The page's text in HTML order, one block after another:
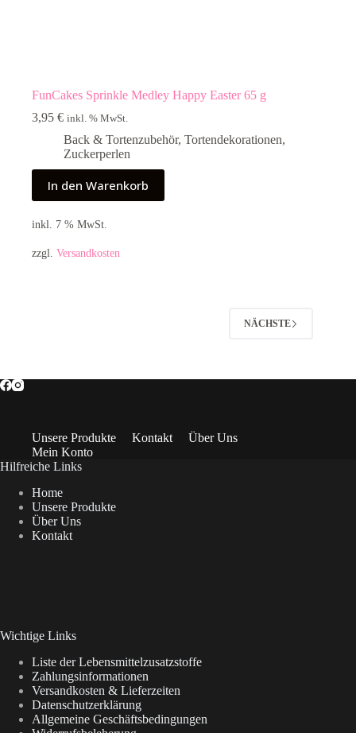
FunCakes Sprinkle Medley Happy Easter 65 g
3,95 € inkl. % MwSt.
Back & Tortenzubehör, Tortendekorationen,
Zuckerperlen
In den Warenkorb
inkl. 7 % MwSt.
zzgl. Versandkosten
NÄCHSTE
Unsere Produkte Kontakt
Über Uns
Mein Konto
Hilfreiche Links
Home
Unsere Produkte
Über Uns
Kontakt
Wichtige Links
Liste der Lebensmittelzusatzstoffe
Zahlungsinformationen
Versandkosten & Lieferzeiten
Datenschutzerklärung
Allgemeine Geschäftsbedingungen